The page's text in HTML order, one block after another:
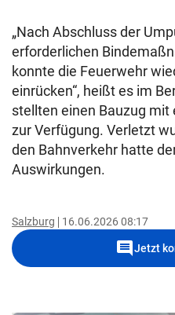
„Nach Abschluss der
erforderlichen
konnte die Feuerwehr
einrücken“, heißt es im
stellten einen Bauzug mit
zur Verfügung. Verletzt
den Bahnverkehr hatte
Auswirkungen.
Salzburg 16.06.2026 08:17
commentJetzt